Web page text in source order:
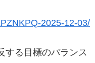
2025-12-03/
る目標のバランス